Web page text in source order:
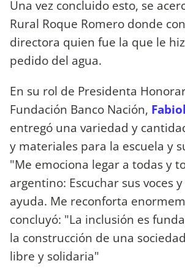
Una vez concluido esto, se
Rural Roque Romero donde
directora quien fue la que le
pedido del agua.
En su rol de Presidenta
Fundación Banco Nación,
entregó una variedad y
y materiales para la escuela y
"Me emociona legar a todas y
argentino: Escuchar sus voces
ayuda. Me reconforta
concluyó: "La inclusión es
la construcción de una
libre y solidaria"